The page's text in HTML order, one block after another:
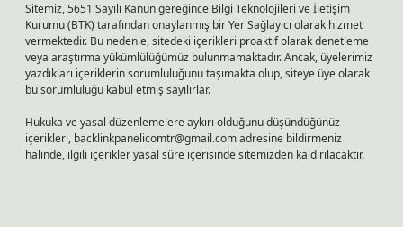
Sitemiz, 5651 Sayılı Kanun gereğince Bilgi Teknolojileri ve İletişim
Kurumu (BTK) tarafından onaylanmış bir Yer Sağlayıcı olarak hizmet
vermektedir. Bu nedenle, sitedeki içerikleri proaktif olarak denetleme
veya araştırma yükümlülüğümüz bulunmamaktadır. Ancak, üyelerimiz
yazdıkları içeriklerin sorumluluğunu taşımakta olup, siteye üye olarak
bu sorumluluğu kabul etmiş sayılırlar.
Hukuka ve yasal düzenlemelere aykırı olduğunu düşündüğünüz
içerikleri, backlinkpanelicomtr@gmail.comadresine bildirmeniz
halinde, ilgili içerikler yasal süre içerisinde sitemizden kaldırılacaktır.